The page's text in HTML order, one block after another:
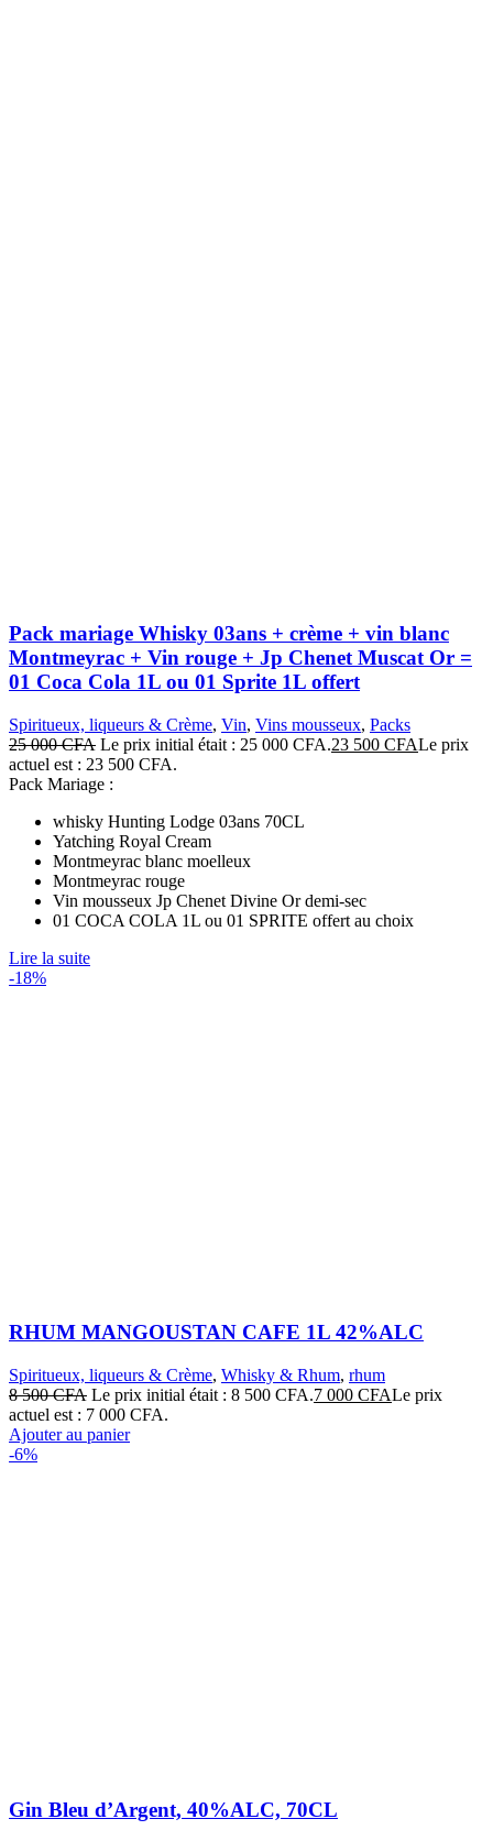
Pack mariage Whisky 03ans + crème + vin blanc
Montmeyrac + Vin rouge + Jp Chenet Muscat Or =
01 Coca Cola 1L ou 01 Sprite 1L offert
Spiritueux, liqueurs & Crème, Vin, Vins mousseux, Packs
25 000CFA Le prix initial était : 25 000 CFA.23 500 CFALe prix
actuel est : 23 500 CFA.
Pack Mariage :
whisky Hunting Lodge 03ans 70CL
Yatching Royal Cream
Montmeyrac blanc moelleux
Montmeyrac rouge
Vin mousseux Jp Chenet Divine Or demi-sec
01 COCA COLA 1L ou 01 SPRITE offert au choix
Lire la suite
-18%
RHUM MANGOUSTAN CAFE 1L 42%ALC
Spiritueux, liqueurs & Crème, Whisky & Rhum, rhum
8 500CFA Le prix initial était : 8 500 CFA.7 000 CFALe prix
actuel est : 7 000 CFA.
Ajouter au panier
-6%
Gin Bleu d’Argent, 40%ALC, 70CL